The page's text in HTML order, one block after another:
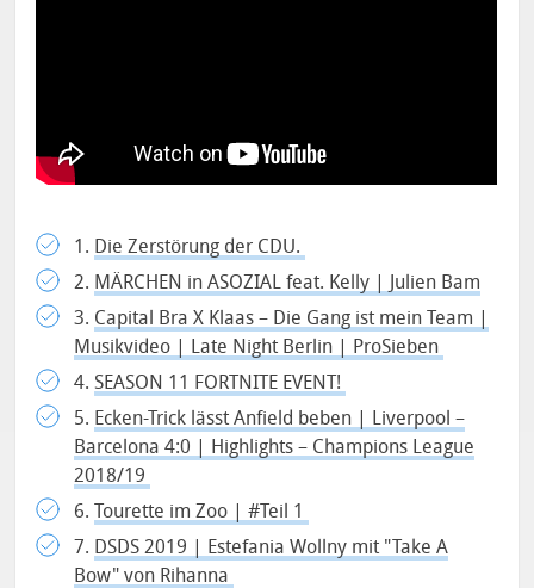
1. Die Zerstörung der CDU.
2. MÄRCHEN in ASOZIAL feat. Kelly | Julien Bam
3. Capital Bra X Klaas – Die Gang ist mein Team |
Musikvideo | Late Night Berlin | ProSieben
4.SEASON 11 FORTNITE EVENT!
5. Ecken-Trick lässt Anfield beben | Liverpool –
Barcelona 4:0 | Highlights – Champions League
2018/19
6.Tourette im Zoo | #Teil 1
7. DSDS 2019 | Estefania Wollny mit "Take A
Bow" von Rihanna